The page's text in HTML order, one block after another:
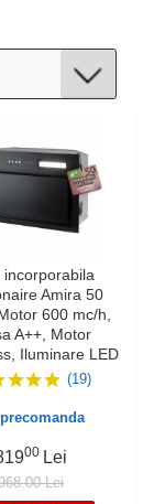
incorporabila
Amira 50
600 mc/h,
A++, Motor
Iluminare LED
Aspiratie
electronic,
si Aluminiu in 5
Silentioasa
(19)
precomanda
00 Lei
Lei